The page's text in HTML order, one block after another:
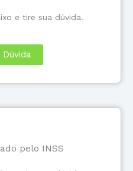
e tire sua dúvida.
pelo INSS